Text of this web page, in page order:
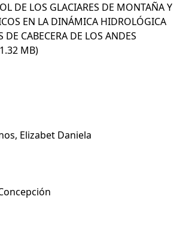
DE LOS GLACIARES DE MONTAÑA Y
EN LA DINÁMICA HIDROLÓGICA
DE CABECERA DE LOS ANDES
MB)
Elizabet Daniela